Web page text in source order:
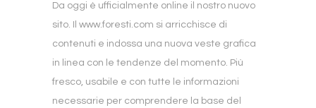
Da oggi è ufficialmente online il nostro nuovo
sito. Il www.foresti.com si arricchisce di
contenuti e indossa una nuova veste grafica
in linea con le tendenze del momento. Più
fresco, usabile e con tutte le informazioni
necessarie per comprendere la base del